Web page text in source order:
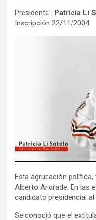
Presidenta : Patricia Li
Inscripción 22/11/2004
Esta agrupación política,
Alberto Andrade. En las
candidato presidencial al
Se conoció que el